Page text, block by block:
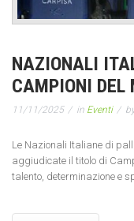
NAZIONALI
CAMPIONI DEL
11/11/2025 in Eventi
Le Nazionali Italiane di
aggiudicate il titolo di
talento, determinazione e